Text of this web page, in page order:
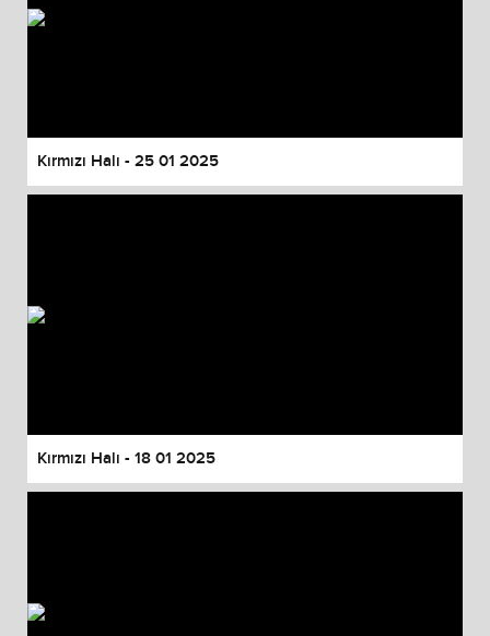
Kırmızı Halı - 25 01 2025
Kırmızı Halı - 18 01 2025